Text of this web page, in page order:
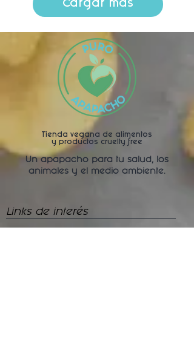
Cargar más
Tienda vegana de alimentos
y productos cruelty free
Un apapacho para tu salud, los
animales y el medio ambiente.
Links de interés